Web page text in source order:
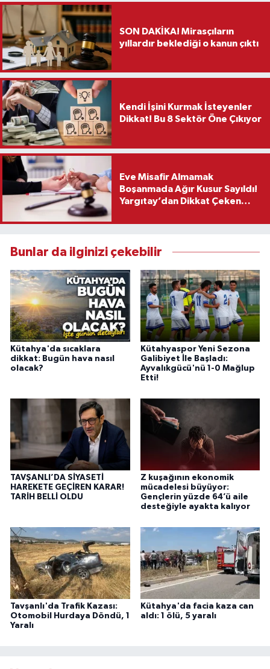
SON DAKİKA! Mirasçıların
yıllardır beklediği o kanun çıktı
Kendi İşini Kurmak İsteyenler
Dikkat! Bu 8 Sektör Öne Çıkıyor
Eve Misafir Almamak
Boşanmada Ağır Kusur Sayıldı!
Yargıtay’dan Dikkat Çeken
Bunlar da ilginizi çekebilir
Kütahya'da sıcaklara
dikkat: Bugün hava nasıl
olacak?
Kütahyaspor Yeni Sezona
Galibiyet İle Başladı:
Ayvalıkgücü'nü 1-0 Mağlup
Etti!
TAVŞANLI’DA SİYASETİ
HAREKETE GEÇİREN KARAR!
TARİH BELLİ OLDU
Z kuşağının ekonomik
mücadelesi büyüyor:
Gençlerin yüzde 64’ü aile
desteğiyle ayakta kalıyor
Tavşanlı'da Trafik Kazası:
Otomobil Hurdaya Döndü, 1
Yaralı
Kütahya'da facia kaza can
aldı: 1 ölü, 5 yaralı